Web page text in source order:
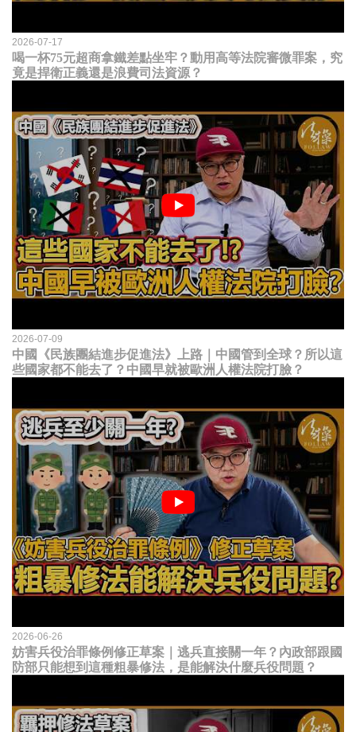
2026-07-17
喝一杯75元超商拿鐵差點坐牢？動用高等法院審微罪案，究
竟是捍衛正義還是浪費司法資源？
2026-07-09
中國《民族團結進步促進法》上路｜中國管到全球？所以這
些國家都不能去了？中國早就被歐洲人權法院打臉？
2026-06-26
妨害兵役治罪條例修正草案｜逃兵直接關一年？內政部跟國
防部只能想到這種粗暴修法，是能解決什麼兵役問題？